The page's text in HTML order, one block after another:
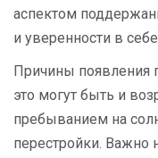
аспектом
и уверенности в
Причины появления
это могут быть и
пребыванием на
перестройки. Важно